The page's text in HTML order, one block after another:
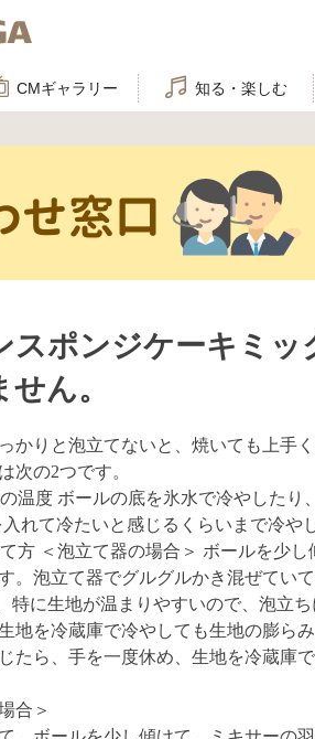
CMギャラリー 知る・楽しむ
せ窓口
スポンジケーキミ
ん。
かりと泡立てないと、焼いても上手
次の2つです。
温度 ボールの底を氷水で冷やしたり
れて冷たいと感じるくらいまで冷や
方 ＜泡立て器の場合＞ ボールを少し
。泡立て器でグルグルかき混ぜてい
特に生地が温まりやすいので、泡立ち
地を冷蔵庫で冷やしても生地の膨ら
たら、手を一度休め、生地を冷蔵庫
合＞